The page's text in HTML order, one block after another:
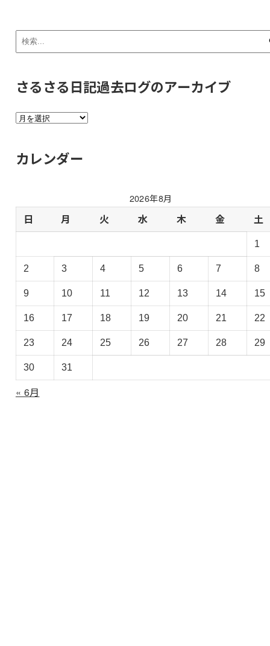
さるさる日記過去ログのアーカイブ
さ
る
過
去
ロ
の
ア
ー
カ
イ
ブ
カレンダー
2026年8月
日 月 火 水 木 金 土
1
2 3 4 5 6 7 8
9 10 11 12 13 14 15
16 17 18 19 20 21 22
23 24 25 26 27 28 29
30 31
« 6月